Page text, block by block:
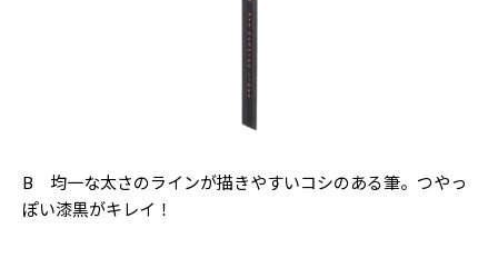
B 均一な太さのラインが描きやすいコシのある筆。つやっ
ぽい漆黒がキレイ！